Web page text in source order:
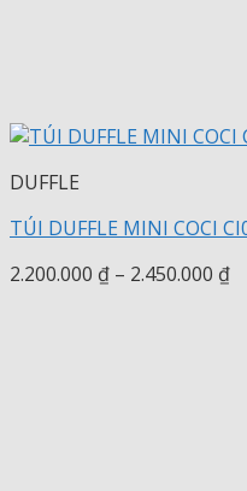
DUFFLE
TÚI DUFFLE MINI COCI
2.200.000 ₫ – 2.450.000 ₫